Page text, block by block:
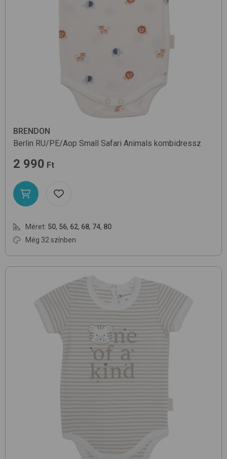
BRENDON
Berlin RU/PE/Aop Small Safari Animals kombidressz
2 990 Ft
Méret: 50, 56, 62, 68, 74, 80
Még 32 színben